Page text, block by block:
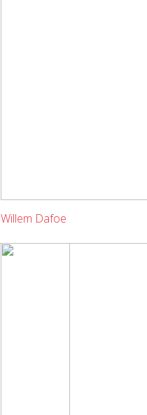
Willem Dafoe